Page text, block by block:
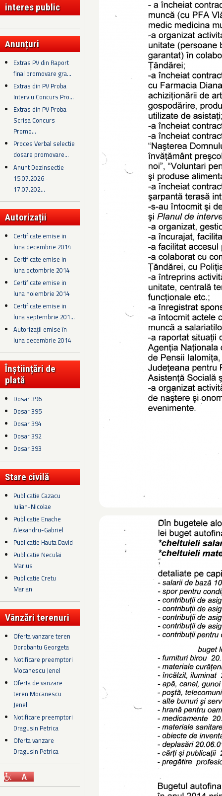
interes public
Anunțuri
Extras PV din Raport
final promovare gra...
Extras din PV Proba
Interviu Concurs Pro...
Extras din PV Proba
Scrisa Concurs
Promo...
Proces Verbal selectie
dosare promovare...
Anunt Dezinsectie
15.07.2026 -
17.07.202...
Autorizații
Certificate emise in
luna decembrie 2014
Certificate emise in
luna octombrie 2014
Certificate emise in
luna noiembrie 2014
Certificate emise in
luna septembrie 201...
Autorizații emise în
luna decembrie 2014
Înștiințări de
plată
Dosar 396
Dosar 395
Dosar 394
Dosar 392
Dosar 393
Stare civilă
Publicatie Cazacu
Iulian-Nicolae
Publicatie Enache
Alexandru-Gabriel
Publicatie Hauta David
Publicatie Neculai
Marius
Publicatie Cretu
Marian
Vânzări terenuri
Oferta vanzare teren
Dorobantu Georgeta
Notificare preemptori
Mocanescu Jenel
Oferta de vanzare
teren Mocanescu
Jenel
Notificare preemptori
Dragusin Petrica
Oferta vanzare
Dragusin Petrica